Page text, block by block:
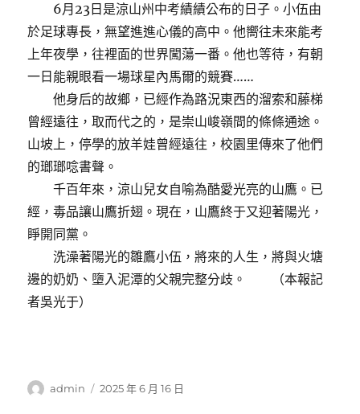
6月23日是涼山州中考績績公布的日子。小伍由
於足球專長，無望進進心儀的高中。他嚮往未來能考
上年夜學，往裡面的世界闖蕩一番。他也等待，有朝
一日能親眼看一場球星內馬爾的競賽……
他身后的故鄉，已經作為路況東西的溜索和藤梯
曾經遠往，取而代之的，是崇山峻嶺間的條條通途。
山坡上，停學的放羊娃曾經遠往，校園里傳來了他們
的瑯瑯唸書聲。
千百年來，涼山兒女自喻為酷愛光亮的山鷹。已
經，毒品讓山鷹折翅。現在，山鷹終于又迎著陽光，
睜開同黨。
洗澡著陽光的雛鷹小伍，將來的人生，將與火塘
邊的奶奶、墮入泥潭的父親完整分歧。 （本報記
者吳光于）
作
admin
發
2025 年 6 月 16 日